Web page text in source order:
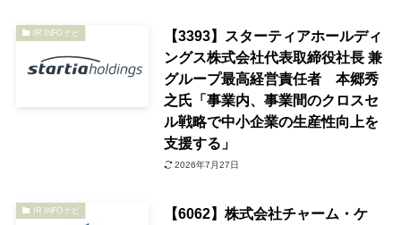
IR INFOナビ
【3393】スターティアホールディ
ングス株式会社代表取締役社長 兼
グループ最高経営責任者 本郷秀
之氏「事業内、事業間のクロスセ
ル戦略で中小企業の生産性向上を
支援する」
2026年7月27日
IR INFOナビ
【6062】株式会社チャーム・ケ